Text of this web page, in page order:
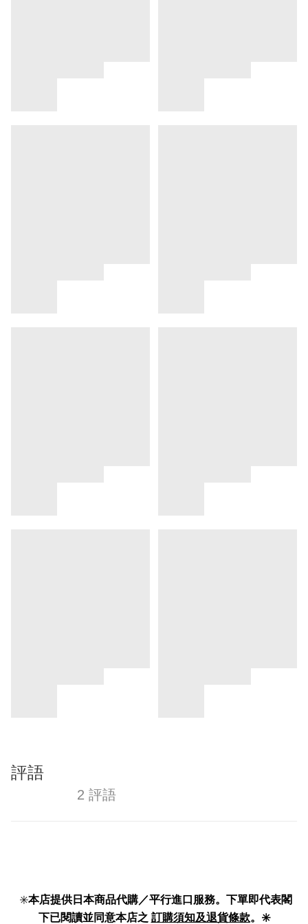
評語
2 評語
✳️本店提供日本商品代購／平行進口服務。下單即代表閣
下已閱讀並同意本店之 訂購須知及退貨條款。✳️